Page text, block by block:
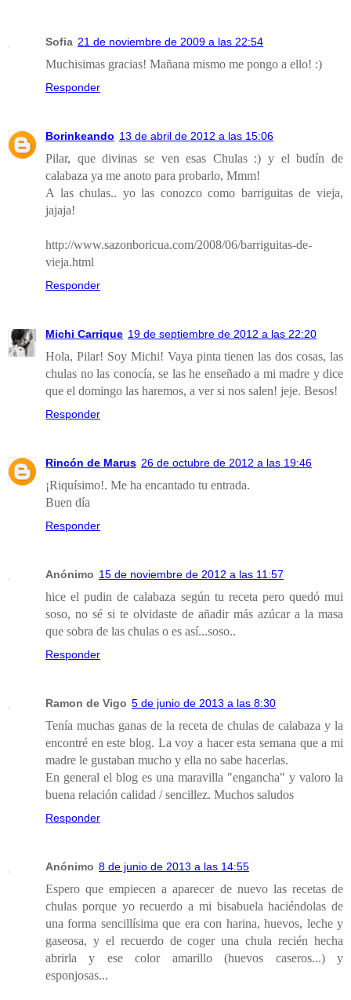
Sofia 21 de noviembre de 2009 a las 22:54
Muchisimas gracias! Mañana mismo me pongo a ello! :)
Responder
Borinkeando 13 de abril de 2012 a las 15:06
Pilar, que divinas se ven esas Chulas :) y el budín de
calabaza ya me anoto para probarlo, Mmm!
A las chulas.. yo las conozco como barriguitas de vieja,
jajaja!
http://www.sazonboricua.com/2008/06/barriguitas-de-
vieja.html
Responder
Michi Carrique 19 de septiembre de 2012 a las 22:20
Hola, Pilar! Soy Michi! Vaya pinta tienen las dos cosas, las
chulas no las conocía, se las he enseñado a mi madre y dice
que el domingo las haremos, a ver si nos salen! jeje. Besos!
Responder
Rincón de Marus 26 de octubre de 2012 a las 19:46
¡Riquísimo!. Me ha encantado tu entrada.
Buen día
Responder
Anónimo 15 de noviembre de 2012 a las 11:57
hice el pudin de calabaza según tu receta pero quedó mui
soso, no sé si te olvidaste de añadir más azúcar a la masa
que sobra de las chulas o es así...soso..
Responder
Ramon de Vigo 5 de junio de 2013 a las 8:30
Tenía muchas ganas de la receta de chulas de calabaza y la
encontré en este blog. La voy a hacer esta semana que a mi
madre le gustaban mucho y ella no sabe hacerlas.
En general el blog es una maravilla "engancha" y valoro la
buena relación calidad / sencillez. Muchos saludos
Responder
Anónimo 8 de junio de 2013 a las 14:55
Espero que empiecen a aparecer de nuevo las recetas de
chulas porque yo recuerdo a mi bisabuela haciéndolas de
una forma sencillísima que era con harina, huevos, leche y
gaseosa, y el recuerdo de coger una chula recién hecha
abrirla y ese color amarillo (huevos caseros...) y
esponjosas...